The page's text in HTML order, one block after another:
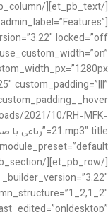
custom_padding=”|||”
2021/10/RH-MFK-